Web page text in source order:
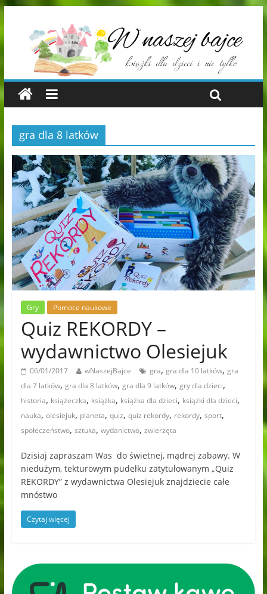
gra dla 8 latków
Gry Pomoce naukowe
Quiz REKORDY –
wydawnictwo Olesiejuk
06/01/2017 wNaszejBajce gra, gra dla 10 latków, gra
dla 7 latków, gra dla 8 latków, gra dla 9 latków, gry dla dzieci,
historia, książeczka, książka, książka dla dzieci, książki dla dzieci,
nauka, olesiejuk, planeta, quiz, quiz rekordy, rekordy, sport,
społeczeństwo, sztuka, wydanictwo, zwierzęta
Dzisiaj zapraszam Was do świetnej, mądrej zabawy. W
niedużym, tekturowym pudełku zatytułowanym „Quiz
REKORDY” z wydawnictwa Olesiejuk znajdziecie całe
mnóstwo
Czytaj więcej